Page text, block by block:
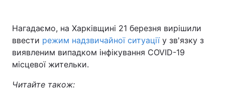
Нагадаємо, на Харківщині 21 березня вирішили
ввести режим надзвичайної ситуаціїу зв'язку з
виявленим випадком інфікування COVID-19
місцевої жительки.
Читайте також: